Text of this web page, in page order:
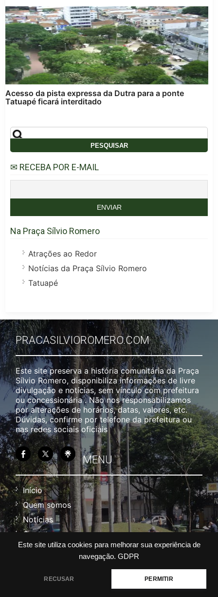
Este site utiliza cookies para melhorar sua experiência de
navegação. GDPR
RECUSAR PERMITIR
Acesso da pista expressa da Dutra para a ponte
Tatuapé ficará interditado
✉ RECEBA POR E-MAIL
Na Praça Sílvio Romero
Atrações ao Redor
Notícias da Praça Sílvio Romero
Tatuapé
PRACASILVIOROMERO.COM
Este site preserva a história comunitária da Praça
Sílvio Romero, disponibiliza informações de livre
divulgação e notícias, sem vínculo com prefeitura
ou concessionária . Não nos responsabilizamos
por alterações de horários, datas, valores, etc.
Dúvidas, confirme por telefone da prefeitura ou
nas redes sociais oficiais
MENU
Início
Quem somos
Notícias
Contato
Política